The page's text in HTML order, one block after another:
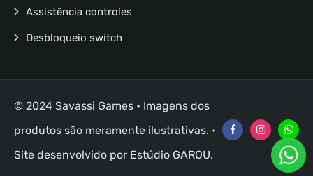
Assistência controles
Desbloqueio switch
© 2024 Savassi Games • Imagens dos
produtos são meramente ilustrativas. •
Site desenvolvido por Estúdio GAROU.